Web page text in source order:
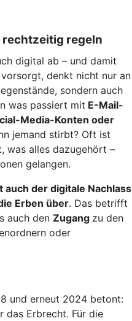
rechtzeitig regeln
digital ab – und damit
denkt nicht nur an
sondern auch
was passiert mit E-Mail-
Media-Konten oder
jemand stirbt? Oft ist
was alles dazugehört –
gelangen.
auch der digitale Nachlass
Erben über. Das betrifft
auch den Zugang zu den
oder
und erneut 2024 betont:
das Erbrecht. Für die